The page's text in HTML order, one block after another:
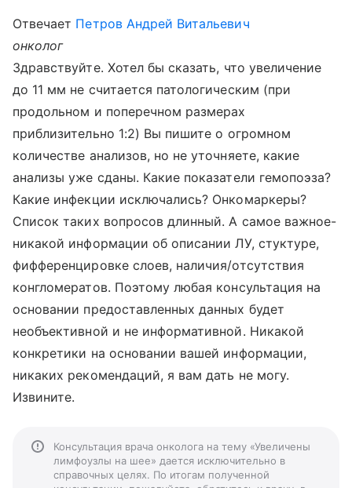
Отвечает Петров Андрей Витальевич
онколог
Здравствуйте. Хотел бы сказать, что увеличение
до 11 мм не считается патологическим (при
продольном и поперечном размерах
приблизительно 1:2) Вы пишите о огромном
количестве анализов, но не уточняете, какие
анализы уже сданы. Какие показатели гемопоэза?
Какие инфекции исключались? Онкомаркеры?
Список таких вопросов длинный. А самое важное-
никакой информации об описании ЛУ, стуктуре,
фифференцировке слоев, наличия/отсутствия
конгломератов. Поэтому любая консультация на
основании предоставленных данных будет
необъективной и не информативной. Никакой
конкретики на основании вашей информации,
никаких рекомендаций, я вам дать не могу.
Извините.
Консультация врача онколога на тему «Увеличены
лимфоузлы на шее» дается исключительно в
справочных целях. По итогам полученной